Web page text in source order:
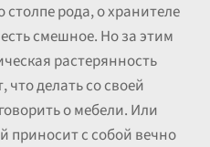
рода, о хранителе
смешное. Но за этим
растерянность
что делать со своей
о мебели. Или
приносит с собой вечно